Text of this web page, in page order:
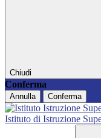
Chiudi
Conferma
Annulla Conferma
Istituto di Istruzione